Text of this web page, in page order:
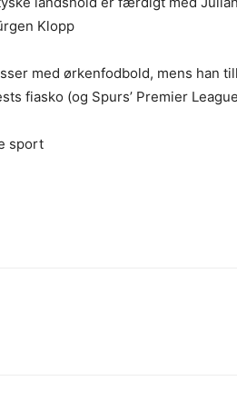
Klopp
med ørkenfodbold, mens han
fiasko (og Spurs’ Premier
sport